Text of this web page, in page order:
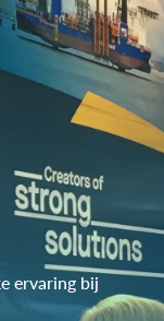
ervaring bij